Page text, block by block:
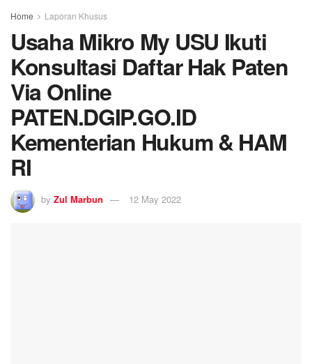
Home Laporan Khusus
Usaha Mikro My USU Ikuti
Konsultasi Daftar Hak Paten
Via Online
PATEN.DGIP.GO.ID
Kementerian Hukum & HAM
RI
by Zul Marbun 12 May 2022